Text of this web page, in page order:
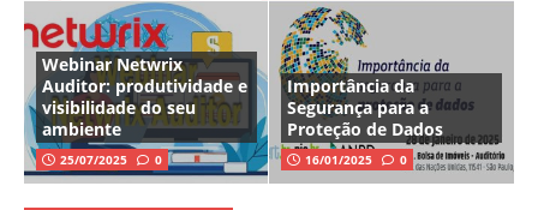
Webinar Netwrix
Auditor: produtividade e
visibilidade do seu
ambiente
25/07/2025 0
Importância da
Segurança para a
Proteção de Dados
16/01/2025 0